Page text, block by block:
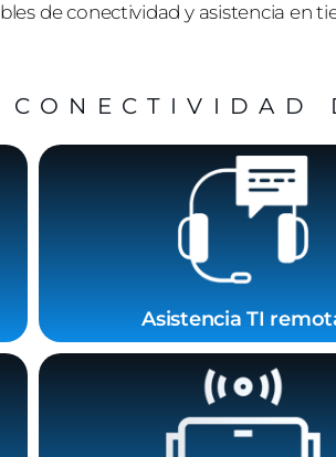
de conectividad y asistencia en
CONECTIVIDAD
Asistencia TI